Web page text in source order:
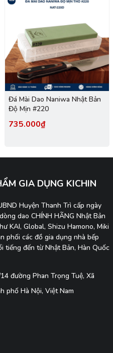
Đá Mài Dao Naniwa Nhật Bản
Độ Mịn #220
735.000₫
GIA DỤNG KICHIN
Huyện Thanh Trì cấp ngày
dao CHÍNH HÃNG Nhật Bản
KAI, Global, Shizu Hamono, Miki
phối các đồ gia dụng nhà bếp
tiếng đến từ Nhật Bản, Hàn Quốc
đường Phan Trọng Tuệ, Xã
phố Hà Nội, Việt Nam